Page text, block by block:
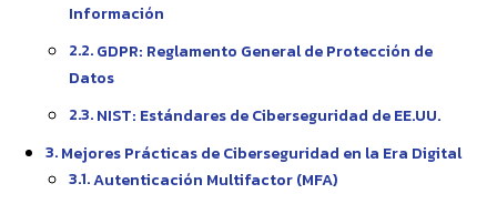
Información
GDPR: Reglamento General de Protección de
Datos
NIST: Estándares de Ciberseguridad de EE.UU.
Mejores Prácticas de Ciberseguridad en la Era Digital
Autenticación Multifactor (MFA)